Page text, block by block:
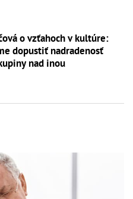
o vzťahoch v kultúre:
dopustiť nadradenosť
nad inou